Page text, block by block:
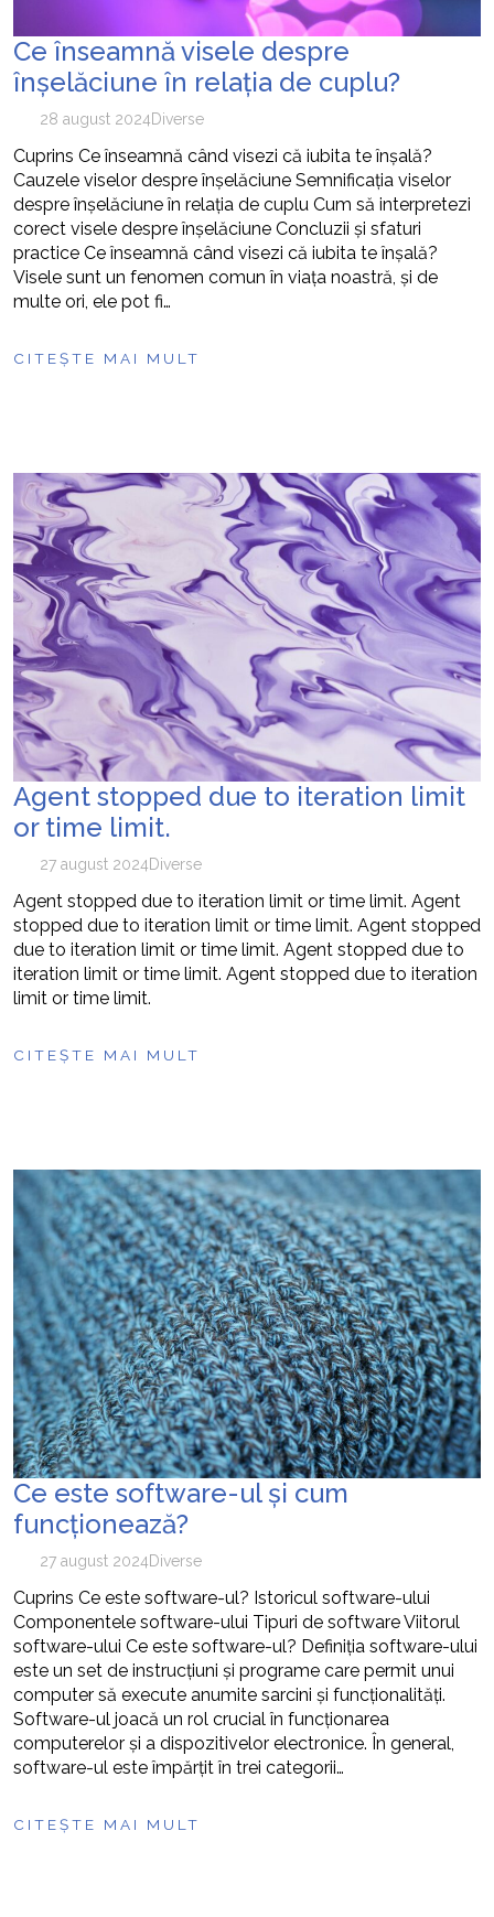
Ce înseamnă visele despre
înșelăciune în relația de cuplu?
28 august 2024Diverse
Cuprins Ce înseamnă când visezi că iubita te înșală?
Cauzele viselor despre înșelăciune Semnificația viselor
despre înșelăciune în relația de cuplu Cum să interpretezi
corect visele despre înșelăciune Concluzii și sfaturi
practice Ce înseamnă când visezi că iubita te înșală?
Visele sunt un fenomen comun în viața noastră, și de
multe ori, ele pot fi…
CITEȘTE MAI MULT
Agent stopped due to iteration limit
or time limit.
27 august 2024Diverse
Agent stopped due to iteration limit or time limit. Agent
stopped due to iteration limit or time limit. Agent stopped
due to iteration limit or time limit. Agent stopped due to
iteration limit or time limit. Agent stopped due to iteration
limit or time limit.
CITEȘTE MAI MULT
Ce este software-ul și cum
funcționează?
27 august 2024Diverse
Cuprins Ce este software-ul? Istoricul software-ului
Componentele software-ului Tipuri de software Viitorul
software-ului Ce este software-ul? Definiția software-ului
este un set de instrucțiuni și programe care permit unui
computer să execute anumite sarcini și funcționalități.
Software-ul joacă un rol crucial în funcționarea
computerelor și a dispozitivelor electronice. În general,
software-ul este împărțit în trei categorii…
CITEȘTE MAI MULT